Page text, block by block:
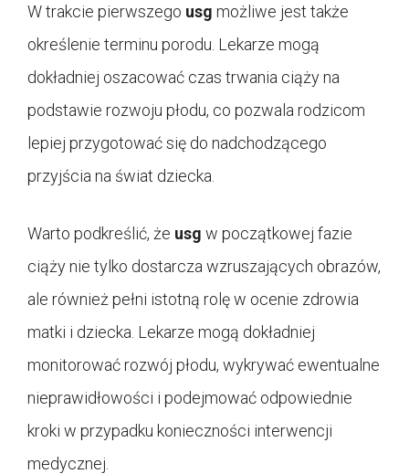
W trakcie pierwszego usg możliwe jest także
określenie terminu porodu. Lekarze mogą
dokładniej oszacować czas trwania ciąży na
podstawie rozwoju płodu, co pozwala rodzicom
lepiej przygotować się do nadchodzącego
przyjścia na świat dziecka.
Warto podkreślić, że usg w początkowej fazie
ciąży nie tylko dostarcza wzruszających obrazów,
ale również pełni istotną rolę w ocenie zdrowia
matki i dziecka. Lekarze mogą dokładniej
monitorować rozwój płodu, wykrywać ewentualne
nieprawidłowości i podejmować odpowiednie
kroki w przypadku konieczności interwencji
medycznej.